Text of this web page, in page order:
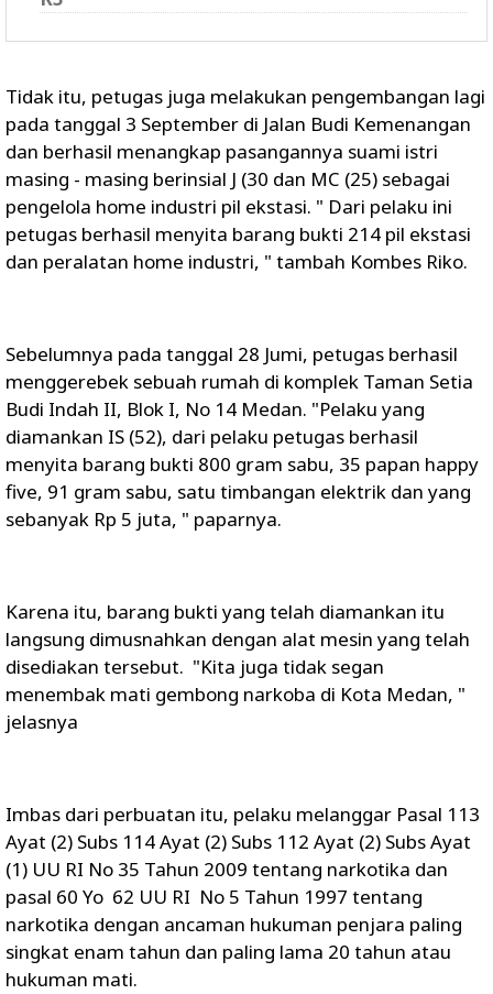
Tidak itu, petugas juga melakukan pengembangan lagi
pada tanggal 3 September di Jalan Budi Kemenangan
dan berhasil menangkap pasangannya suami istri
masing - masing berinsial J (30 dan MC (25) sebagai
pengelola home industri pil ekstasi. " Dari pelaku ini
petugas berhasil menyita barang bukti 214 pil ekstasi
dan peralatan home industri, " tambah Kombes Riko.
Sebelumnya pada tanggal 28 Jumi, petugas berhasil
menggerebek sebuah rumah di komplek Taman Setia
Budi Indah II, Blok I, No 14 Medan. "Pelaku yang
diamankan IS (52), dari pelaku petugas berhasil
menyita barang bukti 800 gram sabu, 35 papan happy
five, 91 gram sabu, satu timbangan elektrik dan yang
sebanyak Rp 5 juta, " paparnya.
Karena itu, barang bukti yang telah diamankan itu
langsung dimusnahkan dengan alat mesin yang telah
disediakan tersebut. "Kita juga tidak segan
menembak mati gembong narkoba di Kota Medan, "
jelasnya
Imbas dari perbuatan itu, pelaku melanggar Pasal 113
Ayat (2) Subs 114 Ayat (2) Subs 112 Ayat (2) Subs Ayat
(1) UU RI No 35 Tahun 2009 tentang narkotika dan
pasal 60 Yo 62 UU RI No 5 Tahun 1997 tentang
narkotika dengan ancaman hukuman penjara paling
singkat enam tahun dan paling lama 20 tahun atau
hukuman mati.